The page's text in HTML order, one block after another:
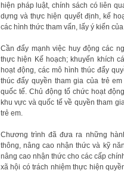
hiện pháp luật, chính sách có liên
dựng và thực hiện quyết định, kế
các hình thức tham vấn, lấy ý kiến
Cần đẩy mạnh việc huy động các
thực hiện Kế hoạch; khuyến khích
hoạt động, các mô hình thúc đẩy
thúc đẩy quyền tham gia của trẻ
quốc tế. Chủ động tổ chức hoạt
khu vực và quốc tế về quyền tham
trẻ em.
Chương trình đã đưa ra những
thông, nâng cao nhận thức và kỹ
nâng cao nhận thức cho các cấp
xã hội có trách nhiệm thực hiện